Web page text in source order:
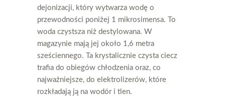
dejonizacji, który wytwarza wodę o
przewodności poniżej 1 mikrosimensa. To
woda czystsza niż destylowana. W
magazynie mają jej około 1,6 metra
sześciennego. Ta krystalicznie czysta ciecz
trafia do obiegów chłodzenia oraz, co
najważniejsze, do elektrolizerów, które
rozkładają ją na wodór i tlen.